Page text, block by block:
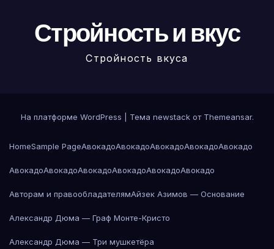
Стройность и вкус
Стройность вкуса
На платформе WordPress Тема newstack от Themeansar.
HomeSample PageАвокадоАвокадоАвокадоАвокадоАвокадо
АвокадоАвокадоАвокадоАвокадоАвокадоАвокадо
Авторам и правообладателямАйзек Азимов — Основание
Александр Дюма — Граф Монте-Кристо
Александр Дюма — Три мушкетёра